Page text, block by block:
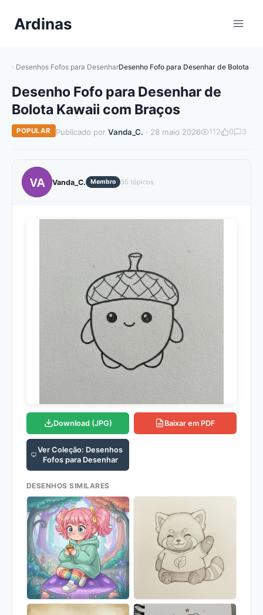
paraArdinas
Desenhos Fofos para DesenharDesenho Fofo para Desenhar de Bolota
Desenho Fofo para Desenhar de
Bolota Kawaii com Braços
POPULAR Publicado por Vanda_C. · 28 maio 2026 112 0 3
VA Vanda_C. Membro 35 tópicos
Download (JPG) Baixar em PDF
Ver Coleção: Desenhos
Fofos para Desenhar
DESENHOS SIMILARES